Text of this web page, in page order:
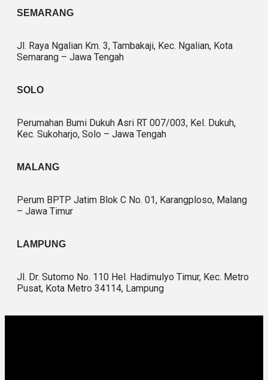
SEMARANG
Jl. Raya Ngalian Km. 3, Tambakaji, Kec. Ngalian, Kota
Semarang – Jawa Tengah
SOLO
Perumahan Bumi Dukuh Asri RT 007/003, Kel. Dukuh,
Kec. Sukoharjo, Solo – Jawa Tengah
MALANG
Perum BPTP Jatim Blok C No. 01, Karangploso, Malang
– Jawa Timur
LAMPUNG
Jl. Dr. Sutomo No. 110 Hel. Hadimulyo Timur, Kec. Metro
Pusat, Kota Metro 34114, Lampung